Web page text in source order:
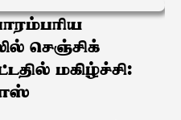
செஞ்சிக்
மகிழ்ச்சி: